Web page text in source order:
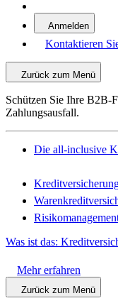
Anmelden
Kontaktieren
Zurück zum Menü
Schützen Sie Ihre B2B-
Zahlungsausfall.
Die all-inclusive
Was ist das:
Mehr erfahren
Zurück zum Menü